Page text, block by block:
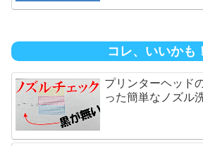
コレ、いいかも！
プリンターヘッド
った簡単なノズル